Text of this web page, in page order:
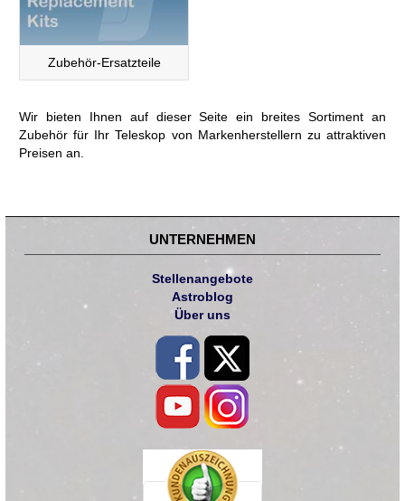
Zubehör-Ersatzteile
Wir bieten Ihnen auf dieser Seite ein breites Sortiment an
Zubehör für Ihr Teleskop von Markenherstellern zu attraktiven
Preisen an.
UNTERNEHMEN
Stellenangebote
Astroblog
Über uns